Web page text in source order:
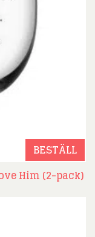
BESTÄLL
Him (2-pack)